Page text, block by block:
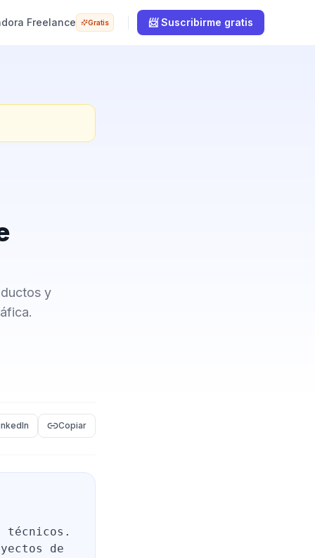
Freelance Gratis 📨 Suscribirme gratis
y
Copiar
de